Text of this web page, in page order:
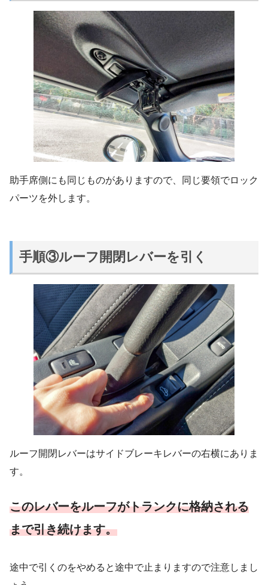
助手席側にも同じものがありますので、同じ要領でロック
パーツを外します。
手順③ルーフ開閉レバーを引く
ルーフ開閉レバーはサイドブレーキレバーの右横にありま
す。
このレバーをルーフがトランクに格納される
まで引き続けます。
途中で引くのをやめると途中で止まりますので注意しまし